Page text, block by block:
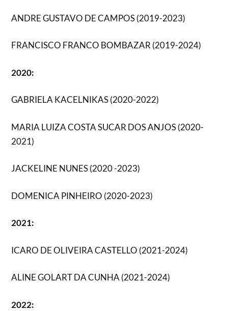
ANDRE GUSTAVO DE CAMPOS (2019-2023)
FRANCISCO FRANCO BOMBAZAR (2019-2024)
2020:
GABRIELA KACELNIKAS (2020-2022)
MARIA LUIZA COSTA SUCAR DOS ANJOS (2020-
2021)
JACKELINE NUNES (2020 -2023)
DOMENICA PINHEIRO (2020-2023)
2021:
ICARO DE OLIVEIRA CASTELLO (2021-2024)
ALINE GOLART DA CUNHA (2021-2024)
2022: